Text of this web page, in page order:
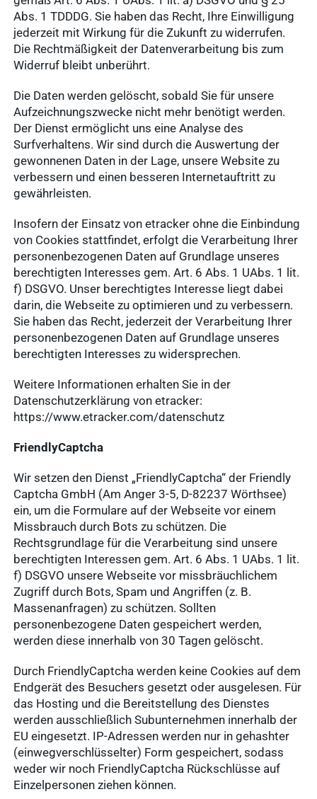
Abs. 1 TDDDG. Sie haben das Recht, Ihre Einwilligung
jederzeit mit Wirkung für die Zukunft zu widerrufen.
Die Rechtmäßigkeit der Datenverarbeitung bis zum
Widerruf bleibt unberührt.
Die Daten werden gelöscht, sobald Sie für unsere
Aufzeichnungszwecke nicht mehr benötigt werden.
Der Dienst ermöglicht uns eine Analyse des
Surfverhaltens. Wir sind durch die Auswertung der
gewonnenen Daten in der Lage, unsere Website zu
verbessern und einen besseren Internetauftritt zu
gewährleisten.
Insofern der Einsatz von etracker ohne die Einbindung
von Cookies stattfindet, erfolgt die Verarbeitung Ihrer
personenbezogenen Daten auf Grundlage unseres
berechtigten Interesses gem. Art. 6 Abs. 1 UAbs. 1 lit.
f) DSGVO. Unser berechtigtes Interesse liegt dabei
darin, die Webseite zu optimieren und zu verbessern.
Sie haben das Recht, jederzeit der Verarbeitung Ihrer
personenbezogenen Daten auf Grundlage unseres
berechtigten Interesses zu widersprechen.
Weitere Informationen erhalten Sie in der
Datenschutzerklärung von etracker:
https://www.etracker.com/datenschutz
FriendlyCaptcha
Wir setzen den Dienst „FriendlyCaptcha“ der Friendly
Captcha GmbH (Am Anger 3-5, D-82237 Wörthsee)
ein, um die Formulare auf der Webseite vor einem
Missbrauch durch Bots zu schützen. Die
Rechtsgrundlage für die Verarbeitung sind unsere
berechtigten Interessen gem. Art. 6 Abs. 1 UAbs. 1 lit.
f) DSGVO unsere Webseite vor missbräuchlichem
Zugriff durch Bots, Spam und Angriffen (z. B.
Massenanfragen) zu schützen. Sollten
personenbezogene Daten gespeichert werden,
werden diese innerhalb von 30 Tagen gelöscht.
Durch FriendlyCaptcha werden keine Cookies auf dem
Endgerät des Besuchers gesetzt oder ausgelesen. Für
das Hosting und die Bereitstellung des Dienstes
werden ausschließlich Subunternehmen innerhalb der
EU eingesetzt. IP-Adressen werden nur in gehashter
(einwegverschlüsselter) Form gespeichert, sodass
weder wir noch FriendlyCaptcha Rückschlüsse auf
Einzelpersonen ziehen können.